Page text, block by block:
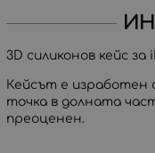
3D силиконов кейс
Кейсът е изработен
точка в долната
преоценен.